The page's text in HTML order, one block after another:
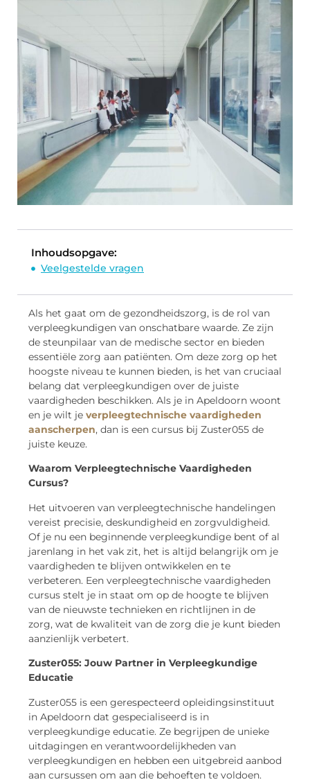
Inhoudsopgave:
Veelgestelde vragen
Als het gaat om de gezondheidszorg, is de rol van
verpleegkundigen van onschatbare waarde. Ze zijn
de steunpilaar van de medische sector en bieden
essentiële zorg aan patiënten. Om deze zorg op het
hoogste niveau te kunnen bieden, is het van cruciaal
belang dat verpleegkundigen over de juiste
vaardigheden beschikken. Als je in Apeldoorn woont
en je wilt je verpleegtechnische vaardigheden
aanscherpen, dan is een cursus bij Zuster055 de
juiste keuze.
Waarom Verpleegtechnische Vaardigheden
Cursus?
Het uitvoeren van verpleegtechnische handelingen
vereist precisie, deskundigheid en zorgvuldigheid.
Of je nu een beginnende verpleegkundige bent of al
jarenlang in het vak zit, het is altijd belangrijk om je
vaardigheden te blijven ontwikkelen en te
verbeteren. Een verpleegtechnische vaardigheden
cursus stelt je in staat om op de hoogte te blijven
van de nieuwste technieken en richtlijnen in de
zorg, wat de kwaliteit van de zorg die je kunt bieden
aanzienlijk verbetert.
Zuster055: Jouw Partner in Verpleegkundige
Educatie
Zuster055 is een gerespecteerd opleidingsinstituut
in Apeldoorn dat gespecialiseerd is in
verpleegkundige educatie. Ze begrijpen de unieke
uitdagingen en verantwoordelijkheden van
verpleegkundigen en hebben een uitgebreid aanbod
aan cursussen om aan die behoeften te voldoen.